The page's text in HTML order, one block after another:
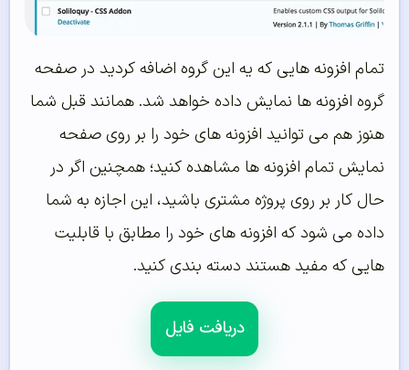
تمام افزونه هایی که یه این گروه اضافه کردید در صفحه
گروه افزونه ها نمایش داده خواهد شد. همانند قبل شما
هنوز هم می توانید افزونه های خود را بر روی صفحه
نمایش تمام افزونه ها مشاهده کنید؛ همچنین اگر در
حال کار بر روی پروژه مشتری باشید، این اجازه به شما
داده می شود که افزونه های خود را مطابق با قابلیت
هایی که مفید هستند دسته بندی کنید.
دریافت فایل